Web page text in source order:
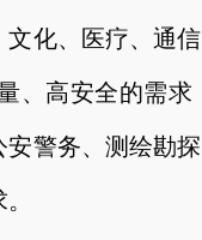
化、医疗、通
、高安全的需
警务、测绘勘